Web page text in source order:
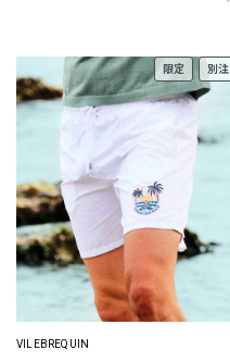
限定 別注
VILEBREQUIN